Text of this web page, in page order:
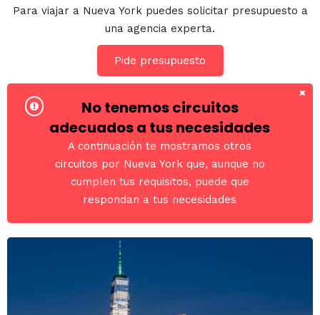
Para viajar a Nueva York puedes solicitar presupuesto a
una agencia experta.
Pide presupuesto
No tenemos circuitos
adecuados a tus necesidades
A continuación te mostramos otros
circuitos por Nueva York que, aunque no
cumplen tus requisitos, puede que
respondan a tus necesidades